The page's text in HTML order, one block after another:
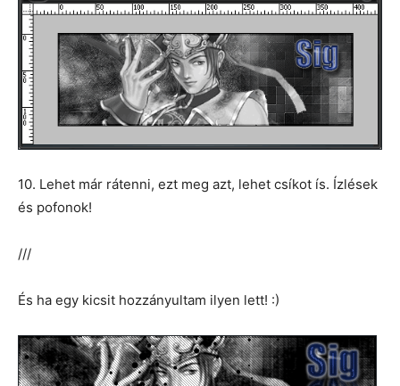
10. Lehet már rátenni, ezt meg azt, lehet csíkot ís. Ízlések
és pofonok!
///
És ha egy kicsit hozzányultam ilyen lett! :)